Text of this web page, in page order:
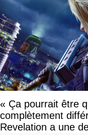
« Ça pourrait être
complètement
Revelation a une